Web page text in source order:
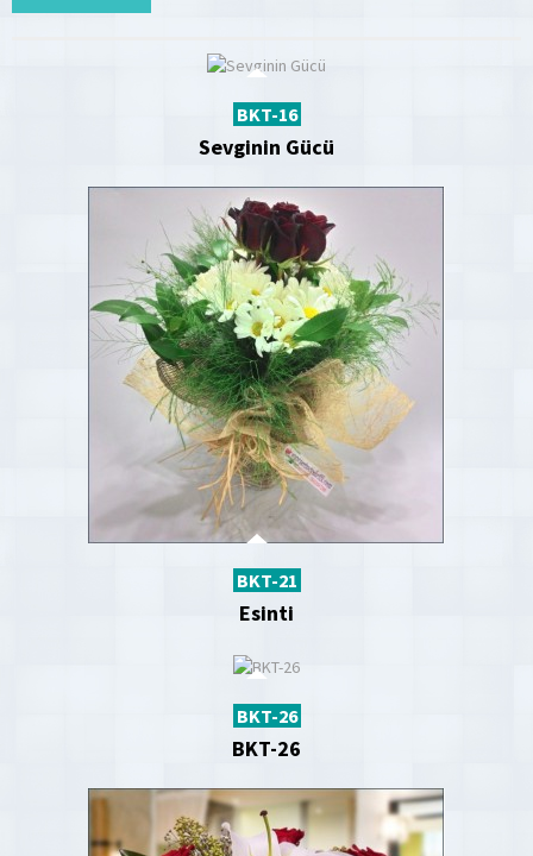
BKT-16
Sevginin Gücü
BKT-21
Esinti
BKT-26
BKT-26